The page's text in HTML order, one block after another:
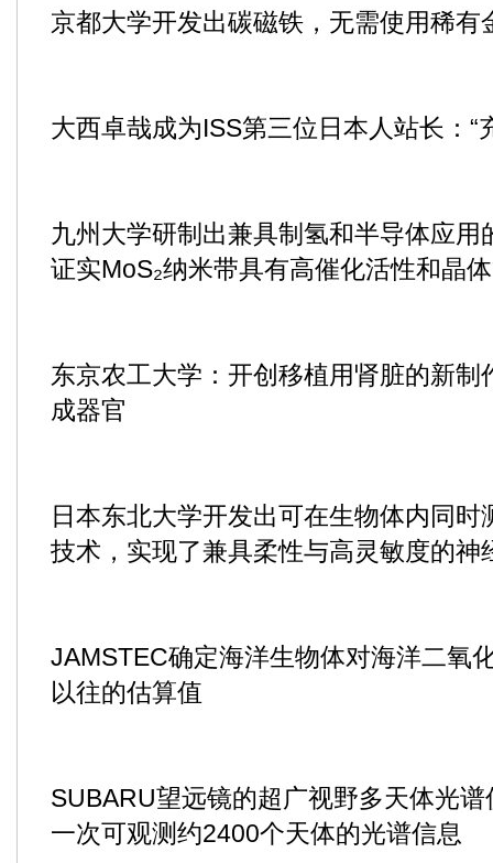
京都大学开发出碳磁铁，无需使用稀有
大西卓哉成为ISS第三位日本人站长：“
九州大学研制出兼具制氢和半导体应用
证实MoS₂纳米带具有高催化活性和晶
东京农工大学：开创移植用肾脏的新制
成器官
日本东北大学开发出可在生物体内同
技术，实现了兼具柔性与高灵敏度的神
JAMSTEC确定海洋生物体对海洋二氧
以往的估算值
SUBARU望远镜的超广视野多天体光
一次可观测约2400个天体的光谱信息